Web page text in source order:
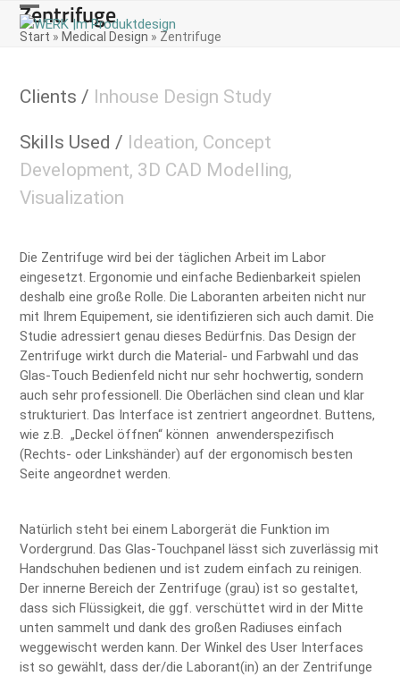
Skip
Open
menu
Close
menu
Zentrifuge
Start » Medical Design » Zentrifuge
Clients / Inhouse Design Study
Skills Used / Ideation, Concept
Development, 3D CAD Modelling,
Visualization
Die Zentrifuge wird bei der täglichen Arbeit im Labor
eingesetzt. Ergonomie und einfache Bedienbarkeit spielen
deshalb eine große Rolle. Die Laboranten arbeiten nicht nur
mit Ihrem Equipement, sie identifizieren sich auch damit. Die
Studie adressiert genau dieses Bedürfnis. Das Design der
Zentrifuge wirkt durch die Material- und Farbwahl und das
Glas-Touch Bedienfeld nicht nur sehr hochwertig, sondern
auch sehr professionell. Die Oberlächen sind clean und klar
strukturiert. Das Interface ist zentriert angeordnet. Buttens,
wie z.B. „Deckel öffnen“ können anwenderspezifisch
(Rechts- oder Linkshänder) auf der ergonomisch besten
Seite angeordnet werden.
Natürlich steht bei einem Laborgerät die Funktion im
Vordergrund. Das Glas-Touchpanel lässt sich zuverlässig mit
Handschuhen bedienen und ist zudem einfach zu reinigen.
Der innerne Bereich der Zentrifuge (grau) ist so gestaltet,
dass sich Flüssigkeit, die ggf. verschüttet wird in der Mitte
unten sammelt und dank des großen Radiuses einfach
weggewischt werden kann. Der Winkel des User Interfaces
ist so gewählt, dass der/die Laborant(in) an der Zentrifunge